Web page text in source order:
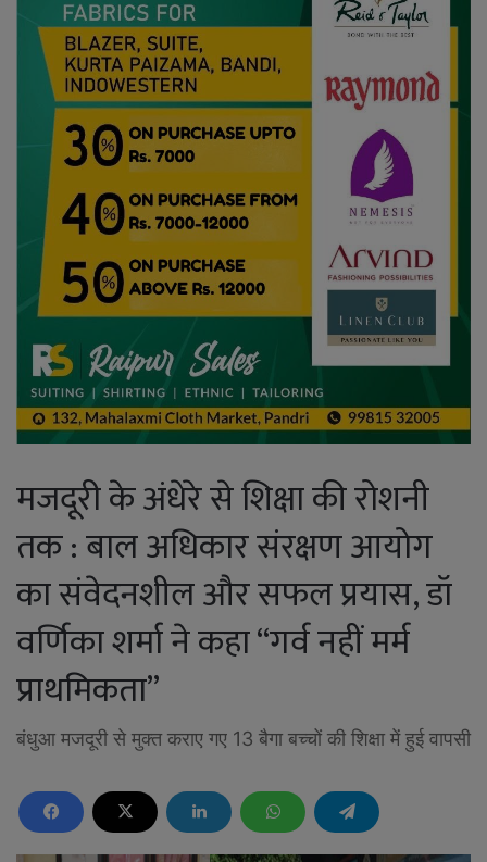
मजदूरी के अंधेरे से शिक्षा की रोशनी
तक : बाल अधिकार संरक्षण आयोग
का संवेदनशील और सफल प्रयास, डॉ
वर्णिका शर्मा ने कहा “गर्व नहीं मर्म
प्राथमिकता”
बंधुआ मजदूरी से मुक्त कराए गए 13 बैगा बच्चों की शिक्षा में हुई वापसी